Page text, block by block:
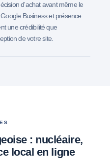
d'achat avant même le
Business et présence
une crédibilité que
de votre site.
: nucléaire,
local en ligne